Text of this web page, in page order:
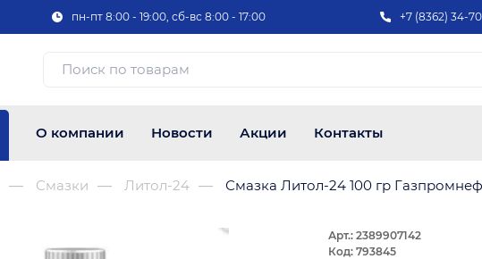
пн-пт 8:00 - 19:00, сб-вс 8:00 - 17:00 +7 (8362) 34-
О компании Новости Акции Контакты
Смазки Литол-24 Смазка Литол-24 100 гр
Арт.: 2389907142
Код: 793845